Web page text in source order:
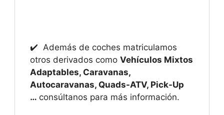
✔️ Además de coches matriculamos
otros derivados como Vehículos Mixtos
Adaptables, Caravanas,
Autocaravanas, Quads-ATV, Pick-Up
… consúltanos para más información.